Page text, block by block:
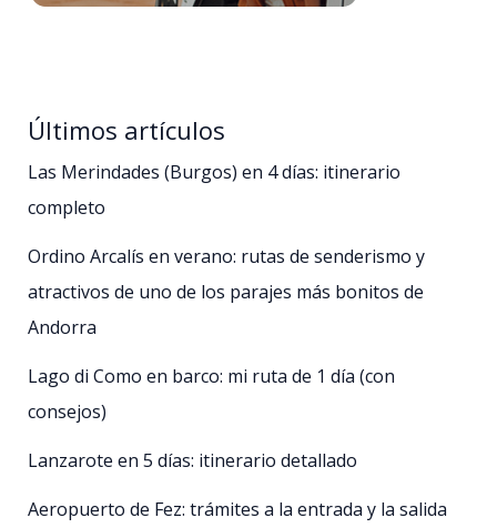
Últimos artículos
Las Merindades (Burgos) en 4 días: itinerario
completo
Ordino Arcalís en verano: rutas de senderismo y
atractivos de uno de los parajes más bonitos de
Andorra
Lago di Como en barco: mi ruta de 1 día (con
consejos)
Lanzarote en 5 días: itinerario detallado
Aeropuerto de Fez: trámites a la entrada y la salida